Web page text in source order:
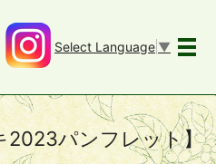
メ
Select Language ▼
2023パンフレット】